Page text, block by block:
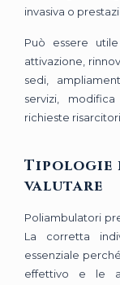
invasiva o
Può essere
attivazione,
sedi,
servizi,
richieste
Tipologie
valutare
Poliambulatori
La corretta
essenziale
effettivo e le